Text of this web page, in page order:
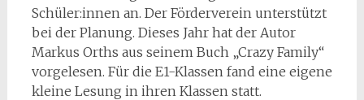
Schüler:innen an. Der Förderverein unterstützt
bei der Planung. Dieses Jahr hat der Autor
Markus Orths aus seinem Buch „Crazy Family“
vorgelesen. Für die E1-Klassen fand eine eigene
kleine Lesung in ihren Klassen statt.